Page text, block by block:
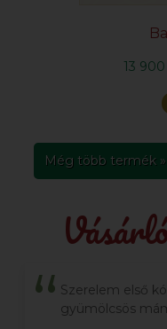
13
Még több termék »
Szerelem első
gyümölcsös